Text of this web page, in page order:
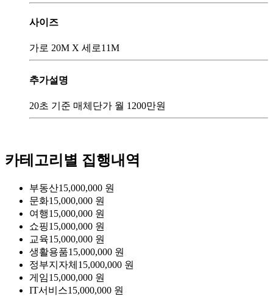
사이즈
가로 20M X 세로11M
추가설명
20초 기준 매체단가 월 1200만원
카테고리별 집행내역
부동산15,000,000 원
문화15,000,000 원
여행15,000,000 원
쇼핑15,000,000 원
교육15,000,000 원
생활용품15,000,000 원
정부지자체 15,000,000 원
게임15,000,000 원
IT서비스15,000,000 원